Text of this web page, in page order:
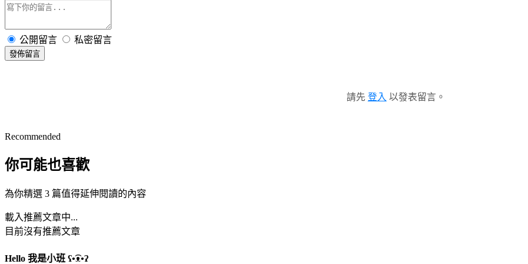
公開留言 私密留言
發佈留言
請先 登入 以發表留言。
Recommended
你可能也喜歡
為你精選 3 篇值得延伸閱讀的內容
載入推薦文章中...
目前沒有推薦文章
Hello 我是小班 ʕ•͡ᴥ•ʔ